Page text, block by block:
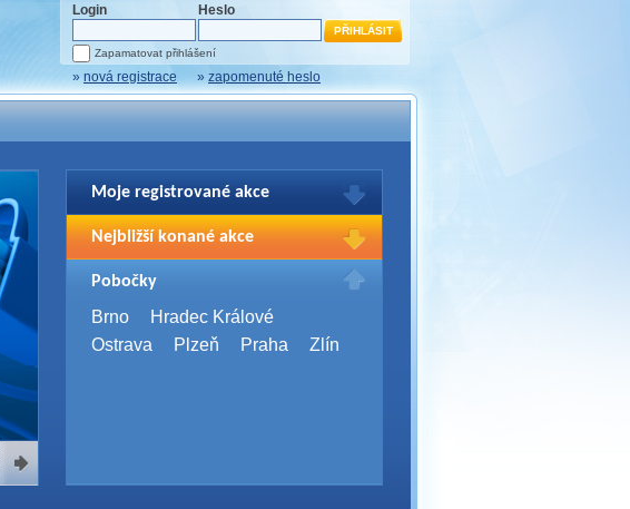
Login Heslo
Zapamatovat přihlášení
» nová registrace » zapomenuté heslo
Moje registrované akce
Pro zobrazení Vašich registrací na akce
se prosím přihlašte.
Nejbližší konané akce
WUG Days 2026
4. 9. 2026,Brno
SQL Server Bootcamp 2026
Pobočky
Brno
Hradec Králové
Ostrava
Plzeň Praha Zlín